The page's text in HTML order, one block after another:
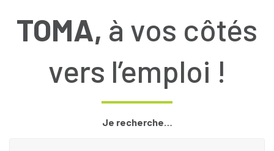
TOMA, à vos côtés
vers l’emploi !
Je recherche…